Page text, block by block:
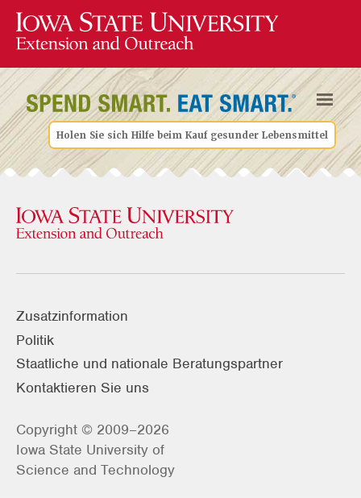
Holen Sie sich Hilfe beim Kauf gesunder Lebensmittel
Zusatzinformation
Politik
Staatliche und nationale Beratungspartner
Kontaktieren Sie uns
Copyright © 2009–2026
Iowa State University of
Science and Technology